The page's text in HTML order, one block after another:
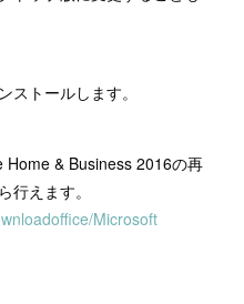
ストールします。
& Business 2016の再
行えます。
Microsoft